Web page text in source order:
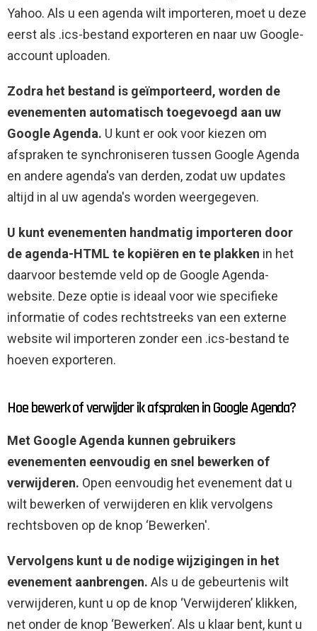
Yahoo. Als u een agenda wilt importeren, moet u deze
eerst als .ics-bestand exporteren en naar uw Google-
account uploaden.
Zodra het bestand is geïmporteerd, worden de
evenementen automatisch toegevoegd aan uw
Google Agenda. U kunt er ook voor kiezen om
afspraken te synchroniseren tussen Google Agenda
en andere agenda's van derden, zodat uw updates
altijd in al uw agenda's worden weergegeven.
U kunt evenementen handmatig importeren door
de agenda-HTML te kopiëren en te plakken in het
daarvoor bestemde veld op de Google Agenda-
website. Deze optie is ideaal voor wie specifieke
informatie of codes rechtstreeks van een externe
website wil importeren zonder een .ics-bestand te
hoeven exporteren.
Hoe bewerk of verwijder ik afspraken in Google Agenda?
Met Google Agenda kunnen gebruikers
evenementen eenvoudig en snel bewerken of
verwijderen. Open eenvoudig het evenement dat u
wilt bewerken of verwijderen en klik vervolgens
rechtsboven op de knop ‘Bewerken'.
Vervolgens kunt u de nodige wijzigingen in het
evenement aanbrengen. Als u de gebeurtenis wilt
verwijderen, kunt u op de knop ‘Verwijderen’ klikken,
net onder de knop ‘Bewerken’. Als u klaar bent, kunt u